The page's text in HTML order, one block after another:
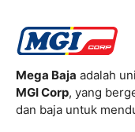
Mega Baja adalah
MGI Corp, yang
dan baja untuk